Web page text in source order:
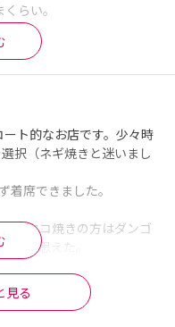
らい。
だ結構アツアツでした！
その両方か…？
すね。
んなさい)
、許容範囲。
ト的なお店です。少々時
択（ネギ焼きと迷いまし
席できました。
、タコ焼きの方はダンゴ
しく思えた。
見る